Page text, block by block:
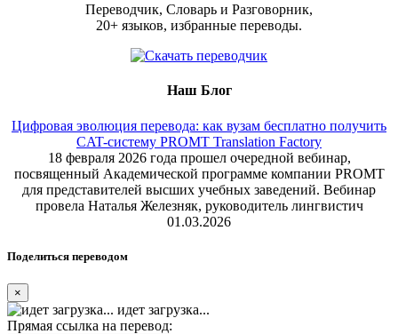
Переводчик, Словарь и Разговорник,
20+ языков, избранные переводы.
Наш Блог
Цифровая эволюция перевода: как вузам бесплатно получить
CAT-систему PROMT Translation Factory
18 февраля 2026 года прошел очередной вебинар,
посвященный Академической программе компании PROMT
для представителей высших учебных заведений. Вебинар
провела Наталья Железняк, руководитель лингвистич
01.03.2026
Поделиться переводом
×
идет загрузка...
Прямая ссылка на перевод: